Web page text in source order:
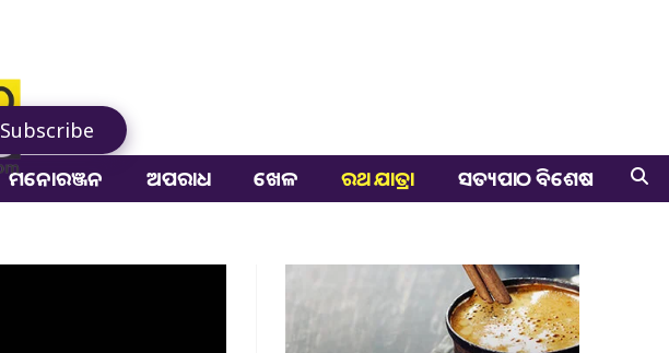
Subscribe
ମନୋରଞ୍ଜନ ଅପରାଧ ଖେଳ ରଥ ଯାତ୍ରା ସତ୍ୟପାଠ ବିଶେଷ